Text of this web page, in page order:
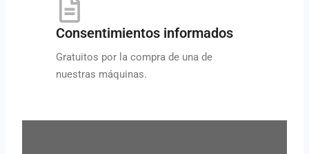
Consentimientos informados
Gratuitos por la compra de una de
nuestras máquinas.